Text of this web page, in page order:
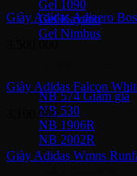
Gel 1090
Gel Kayano
Gel Nimbus
NB 574
NB 530
NB 1906R
NB 2002R
Giày Adidas Adizero
Giày Adidas Falcon
3,100,000
Giày Adidas Wmns